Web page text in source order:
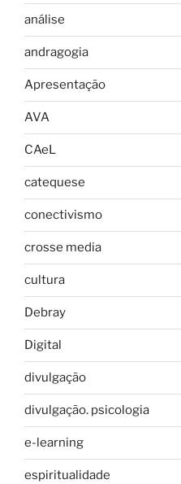
análise
andragogia
Apresentação
AVA
CAeL
catequese
conectivismo
crosse media
cultura
Debray
Digital
divulgação
divulgação. psicologia
e-learning
espiritualidade